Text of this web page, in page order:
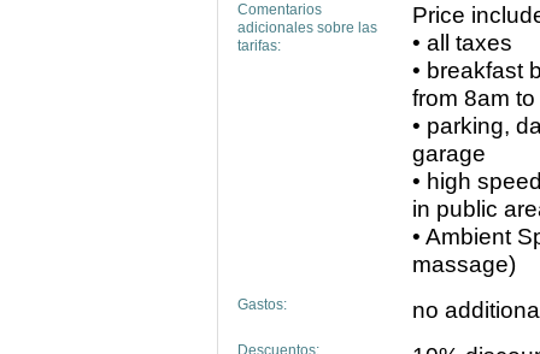
Comentarios
adicionales sobre las
tarifas:
Price
• all taxes
• breakfast
from 8am
• parking,
garage
• high
in public
• Ambient
massage)
Gastos: no
Descuentos: